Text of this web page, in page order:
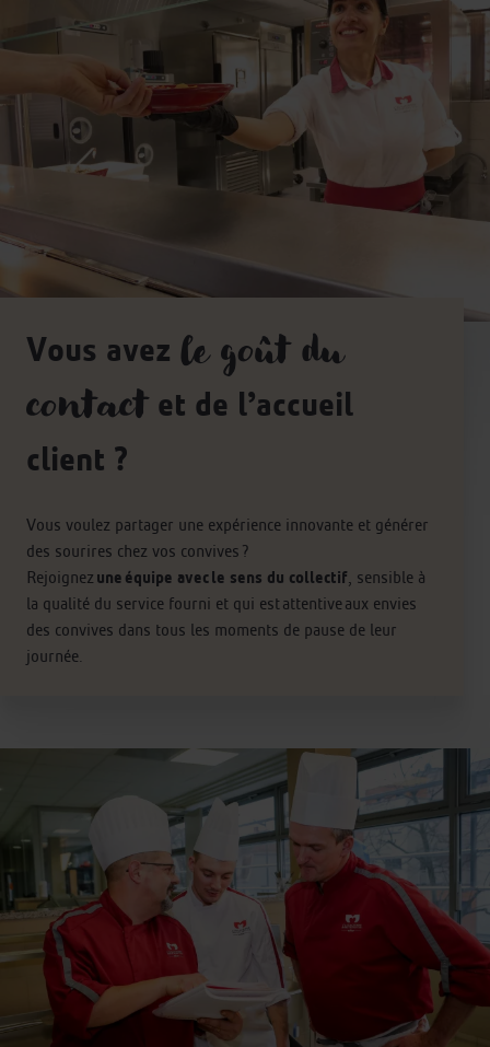
Vous avez le goût du
contactet de l’accueil
client ?
Vous voulez partager une expérience innovante et générer
des sourires chez vos convives ?
Rejoignez une équipe avec le sens du collectif , sensible à
la qualité du service fourni et qui est attentive aux envies
des convives dans tous les moments de pause de leur
journée.